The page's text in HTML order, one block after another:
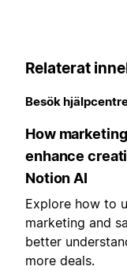
Relaterat
Besök
How
enhance
Notion AI
Explore how to
marketing and
better
more deals.